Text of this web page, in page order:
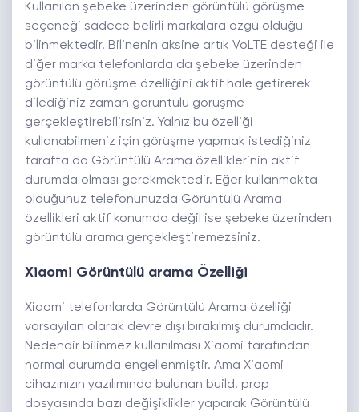
Kullanılan şebeke üzerinden görüntülü görüşme
seçeneği sadece belirli markalara özgü olduğu
bilinmektedir. Bilinenin aksine artık VoLTE desteği ile
diğer marka telefonlarda da şebeke üzerinden
görüntülü görüşme özelliğini aktif hale getirerek
dilediğiniz zaman görüntülü görüşme
gerçekleştirebilirsiniz. Yalnız bu özelliği
kullanabilmeniz için görüşme yapmak istediğiniz
tarafta da Görüntülü Arama özelliklerinin aktif
durumda olması gerekmektedir. Eğer kullanmakta
olduğunuz telefonunuzda Görüntülü Arama
özellikleri aktif konumda değil ise şebeke üzerinden
görüntülü arama gerçekleştiremezsiniz.
Xiaomi Görüntülü arama Özelliği
Xiaomi telefonlarda Görüntülü Arama özelliği
varsayılan olarak devre dışı bırakılmış durumdadır.
Nedendir bilinmez kullanılması Xiaomi tarafından
normal durumda engellenmiştir. Ama Xiaomi
cihazınızın yazılımında bulunan build. prop
dosyasında bazı değişiklikler yaparak Görüntülü